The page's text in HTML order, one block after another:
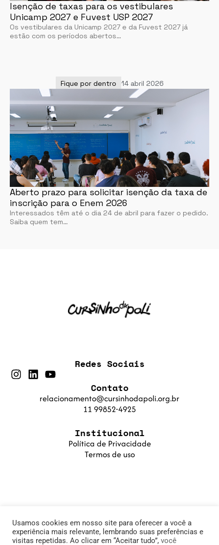
Isenção de taxas para os vestibulares
Unicamp 2027 e Fuvest USP 2027
Os vestibulares da Unicamp 2027 e da Fuvest 2027 já
estão com os períodos abertos…
Fique por dentro 14 abril 2026
Aberto prazo para solicitar isenção da taxa de
inscrição para o Enem 2026
Interessados têm até o dia 24 de abril para fazer o pedido.
Saiba quem tem…
Institucional
Política de Privacidade
Termos de uso
Contato
relacionamento@cursinhodapoli.org.br
11 99852-4925
Redes Sociais
Usamos cookies em nosso site para oferecer a você a
experiência mais relevante, lembrando suas preferências e
visitas repetidas. Ao clicar em “Aceitar tudo”, você